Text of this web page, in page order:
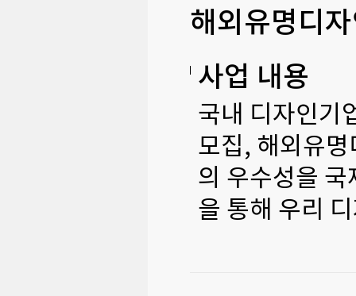
해외유명디
사업 내용
국내 디자인기
모집, 해외유
의 우수성을
을 통해 우리